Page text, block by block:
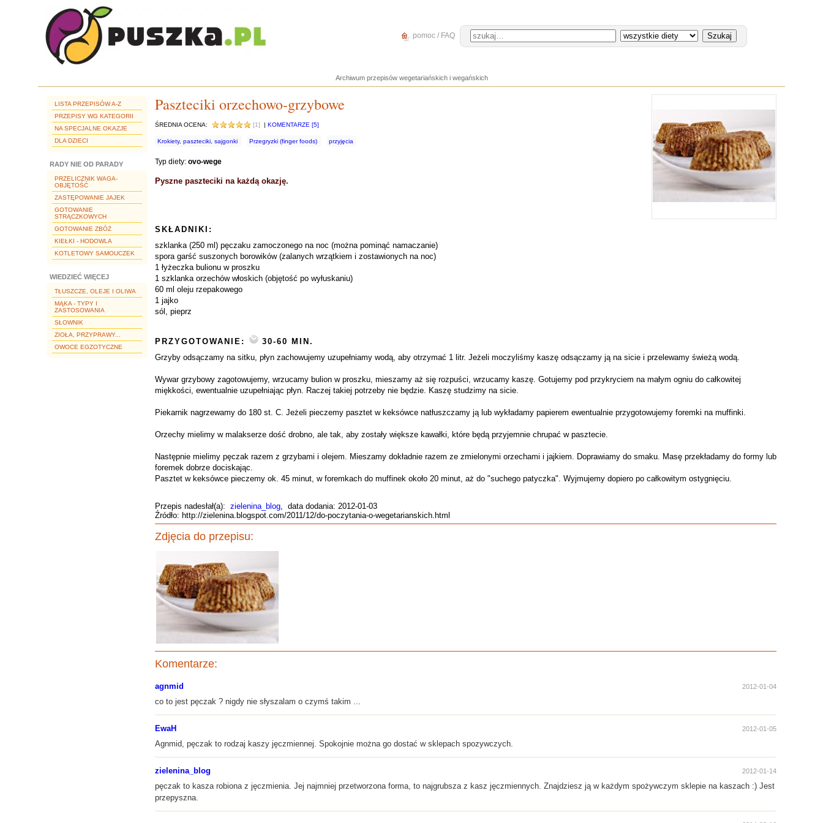
pomoc / FAQ
Archiwum przepisów wegetariańskich i wegańskich
LISTA PRZEPISÓW A-Z
PRZEPISY WG KATEGORII
NA SPECJALNE OKAZJE
DLA DZIECI
RADY NIE OD PARADY
PRZELICZNIK WAGA-
OBJĘTOŚĆ
ZASTĘPOWANIE JAJEK
GOTOWANIE
STRĄCZKOWYCH
GOTOWANIE ZBÓŻ
KIEŁKI - HODOWLA
KOTLETOWY SAMOUCZEK
WIEDZIEĆ WIĘCEJ
TŁUSZCZE, OLEJE I OLIWA
MĄKA - TYPY I
ZASTOSOWANIA
SŁOWNIK
ZIOŁA, PRZYPRAWY...
OWOCE EGZOTYCZNE
Paszteciki orzechowo-grzybowe
ŚREDNIA OCENA: [1] | KOMENTARZE [5]
Krokiety, paszteciki, sajgonki Przegryzki (finger foods) przyjęcia
Typ diety: ovo-wege
Pyszne paszteciki na każdą okazję.
SKŁADNIKI:
szklanka (250 ml) pęczaku zamoczonego na noc (można pominąć namaczanie)
spora garść suszonych borowików (zalanych wrzątkiem i zostawionych na noc)
1 łyżeczka bulionu w proszku
1 szklanka orzechów włoskich (objętość po wyłuskaniu)
60 ml oleju rzepakowego
1 jajko
sól, pieprz
PRZYGOTOWANIE:
30-60 MIN.
Grzyby odsączamy na sitku, płyn zachowujemy uzupełniamy wodą, aby otrzymać 1 litr. Jeżeli moczyliśmy kaszę odsączamy ją na sicie i przelewamy świeżą wodą.
Wywar grzybowy zagotowujemy, wrzucamy bulion w proszku, mieszamy aż się rozpuści, wrzucamy kaszę. Gotujemy pod przykryciem na małym ogniu do całkowitej
miękkości, ewentualnie uzupełniając płyn. Raczej takiej potrzeby nie będzie. Kaszę studzimy na sicie.
Piekarnik nagrzewamy do 180 st. C. Jeżeli pieczemy pasztet w keksówce natłuszczamy ją lub wykładamy papierem ewentualnie przygotowujemy foremki na muffinki.
Orzechy mielimy w malakserze dość drobno, ale tak, aby zostały większe kawałki, które będą przyjemnie chrupać w pasztecie.
Następnie mielimy pęczak razem z grzybami i olejem. Mieszamy dokładnie razem ze zmielonymi orzechami i jajkiem. Doprawiamy do smaku. Masę przekładamy do formy lub
foremek dobrze dociskając.
Pasztet w keksówce pieczemy ok. 45 minut, w foremkach do muffinek około 20 minut, aż do "suchego patyczka". Wyjmujemy dopiero po całkowitym ostygnięciu.
Przepis nadesłał(a): zielenina_blog, data dodania: 2012-01-03
Źródło: http://zielenina.blogspot.com/2011/12/do-poczytania-o-wegetarianskich.html
Zdjęcia do przepisu:
Komentarze:
agnmid 2012-01-04
co to jest pęczak ? nigdy nie słyszalam o czymś takim ...
EwaH 2012-01-05
Agnmid, pęczak to rodzaj kaszy jęczmiennej. Spokojnie można go dostać w sklepach spozywczych.
zielenina_blog 2012-01-14
pęczak to kasza robiona z jęczmienia. Jej najmniej przetworzona forma, to najgrubsza z kasz jęczmiennych. Znajdziesz ją w każdym spożywczym sklepie na kaszach :) Jest
przepyszna.